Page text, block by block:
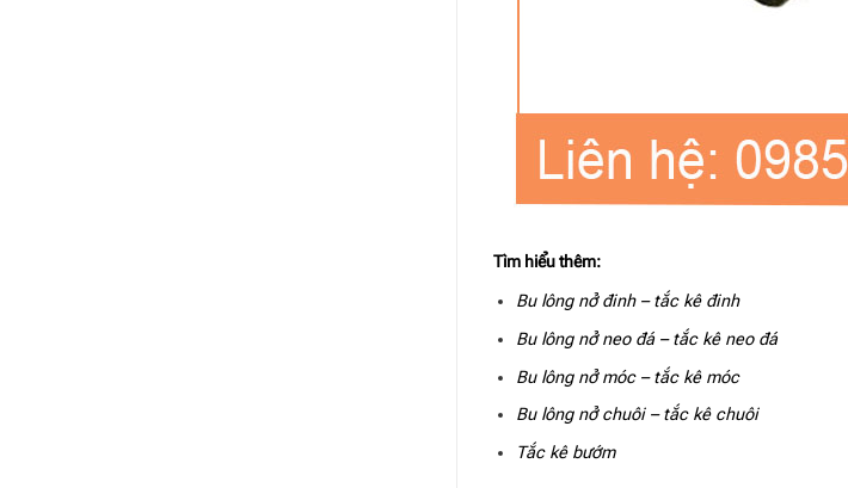
Tìm hiểu thêm:
Bu lông nở đinh – tắc kê đinh
Bu lông nở neo đá – tắc kê neo đá
Bu lông nở móc – tắc kê móc
Bu lông nở chuôi – tắc kê chuôi
Tắc kê bướm